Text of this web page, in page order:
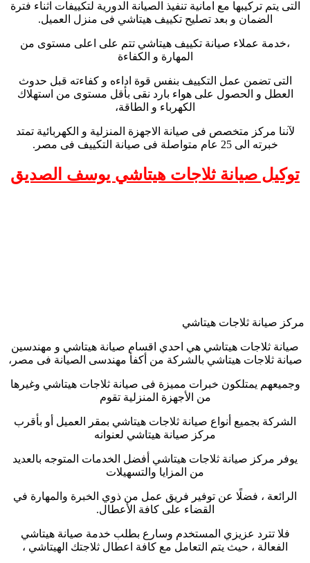
التى يتم تركيبها مع امانية تنفيذ الصيانة الدورية لتكييفات اثناء فترة
الضمان و بعد تصليح تكييف هيتاشي فى منزل العميل.
،خدمة عملاء صيانة تكييف هيتاشي تتم على اعلى مستوى من
المهارة و الكفاءة
التى تضمن عمل التكييف بنفس قوة اداءه و كفاءته قبل حدوث
العطل و الحصول على هواء بارد نقى بأقل مستوى من استهلاك
الكهرباء و الطاقة،
لآننا مركز متخصص فى صيانة الاجهزة المنزلية و الكهربائية تمتد
خبرته الى 25 عام متواصلة فى صيانة التكييف فى مصر.
توكيل صيانة ثلاجات هيتاشي يوسف الصديق
مركز صيانة ثلاجات هيتاشي
صيانة ثلاجات هيتاشي هي احدي اقسام صيانة هيتاشي و مهندسين
صيانة ثلاجات هيتاشي بالشركة من أكفأ مهندسى الصيانة فى مصر،
وجميعهم يمتلكون خبرات مميزة فى صيانة ثلاجات هيتاشي وغيرها
من الأجهزة المنزلية تقوم
الشركة بجميع أنواع صيانة ثلاجات هيتاشي بمقر العميل أو بأقرب
مركز صيانة هيتاشي لعنوانه
يوفر مركز صيانة ثلاجات هيتاشي أفضل الخدمات المتوجه بالعديد
من المزايا والتسهيلات
الرائعة ، فضلًا عن توفير فريق عمل من ذوي الخبرة والمهارة في
القضاء على كافة الأعطال.
فلا تترد عزيزي المستخدم وسارع بطلب خدمة صيانة هيتاشي
الفعالة ، حيث يتم التعامل مع كافة اعطال ثلاجتك الهيتاشي ،